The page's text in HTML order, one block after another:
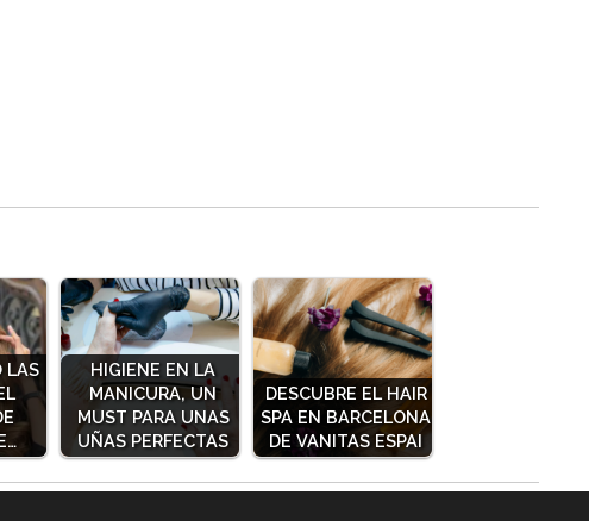
LAS
HIGIENE EN LA
MANICURA, UN
MUST PARA UNAS
UÑAS PERFECTAS
DESCUBRE EL HAIR
SPA EN BARCELONA
DE VANITAS ESPAI